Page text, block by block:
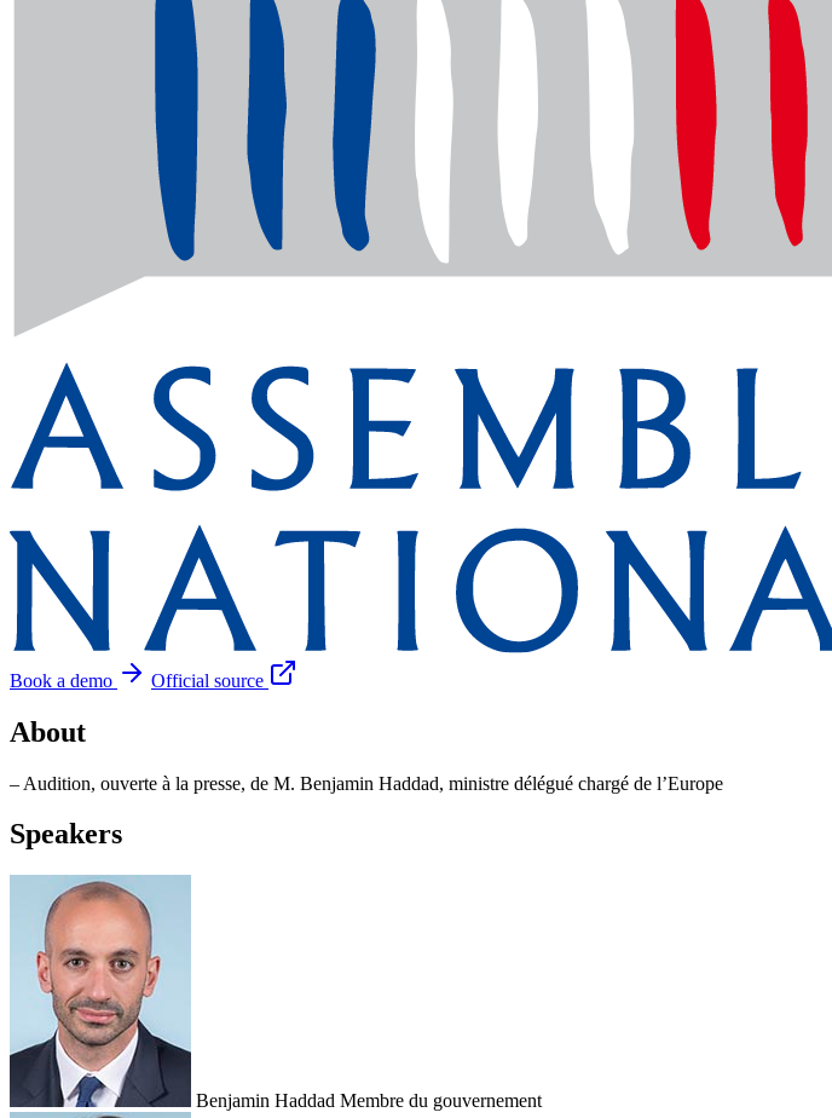
Book a demo
Official source
About
– Audition, ouverte à la presse, de M. Benjamin Haddad, ministre délégué chargé de l’Europe
Speakers
Benjamin Haddad Membre du gouvernement